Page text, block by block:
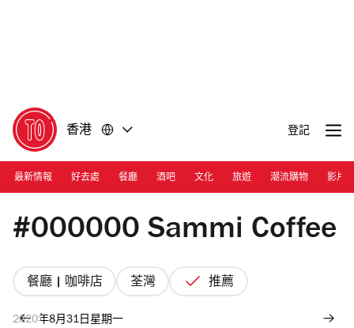
香港 登記
最新情報 好去處 餐廳 酒吧 文化 旅遊 潮流購物 影片
Photograph: Cara Hung
#000000 Sammi Coffee
餐廳 | 咖啡店 荃灣 推薦
2020年8月31日星期一